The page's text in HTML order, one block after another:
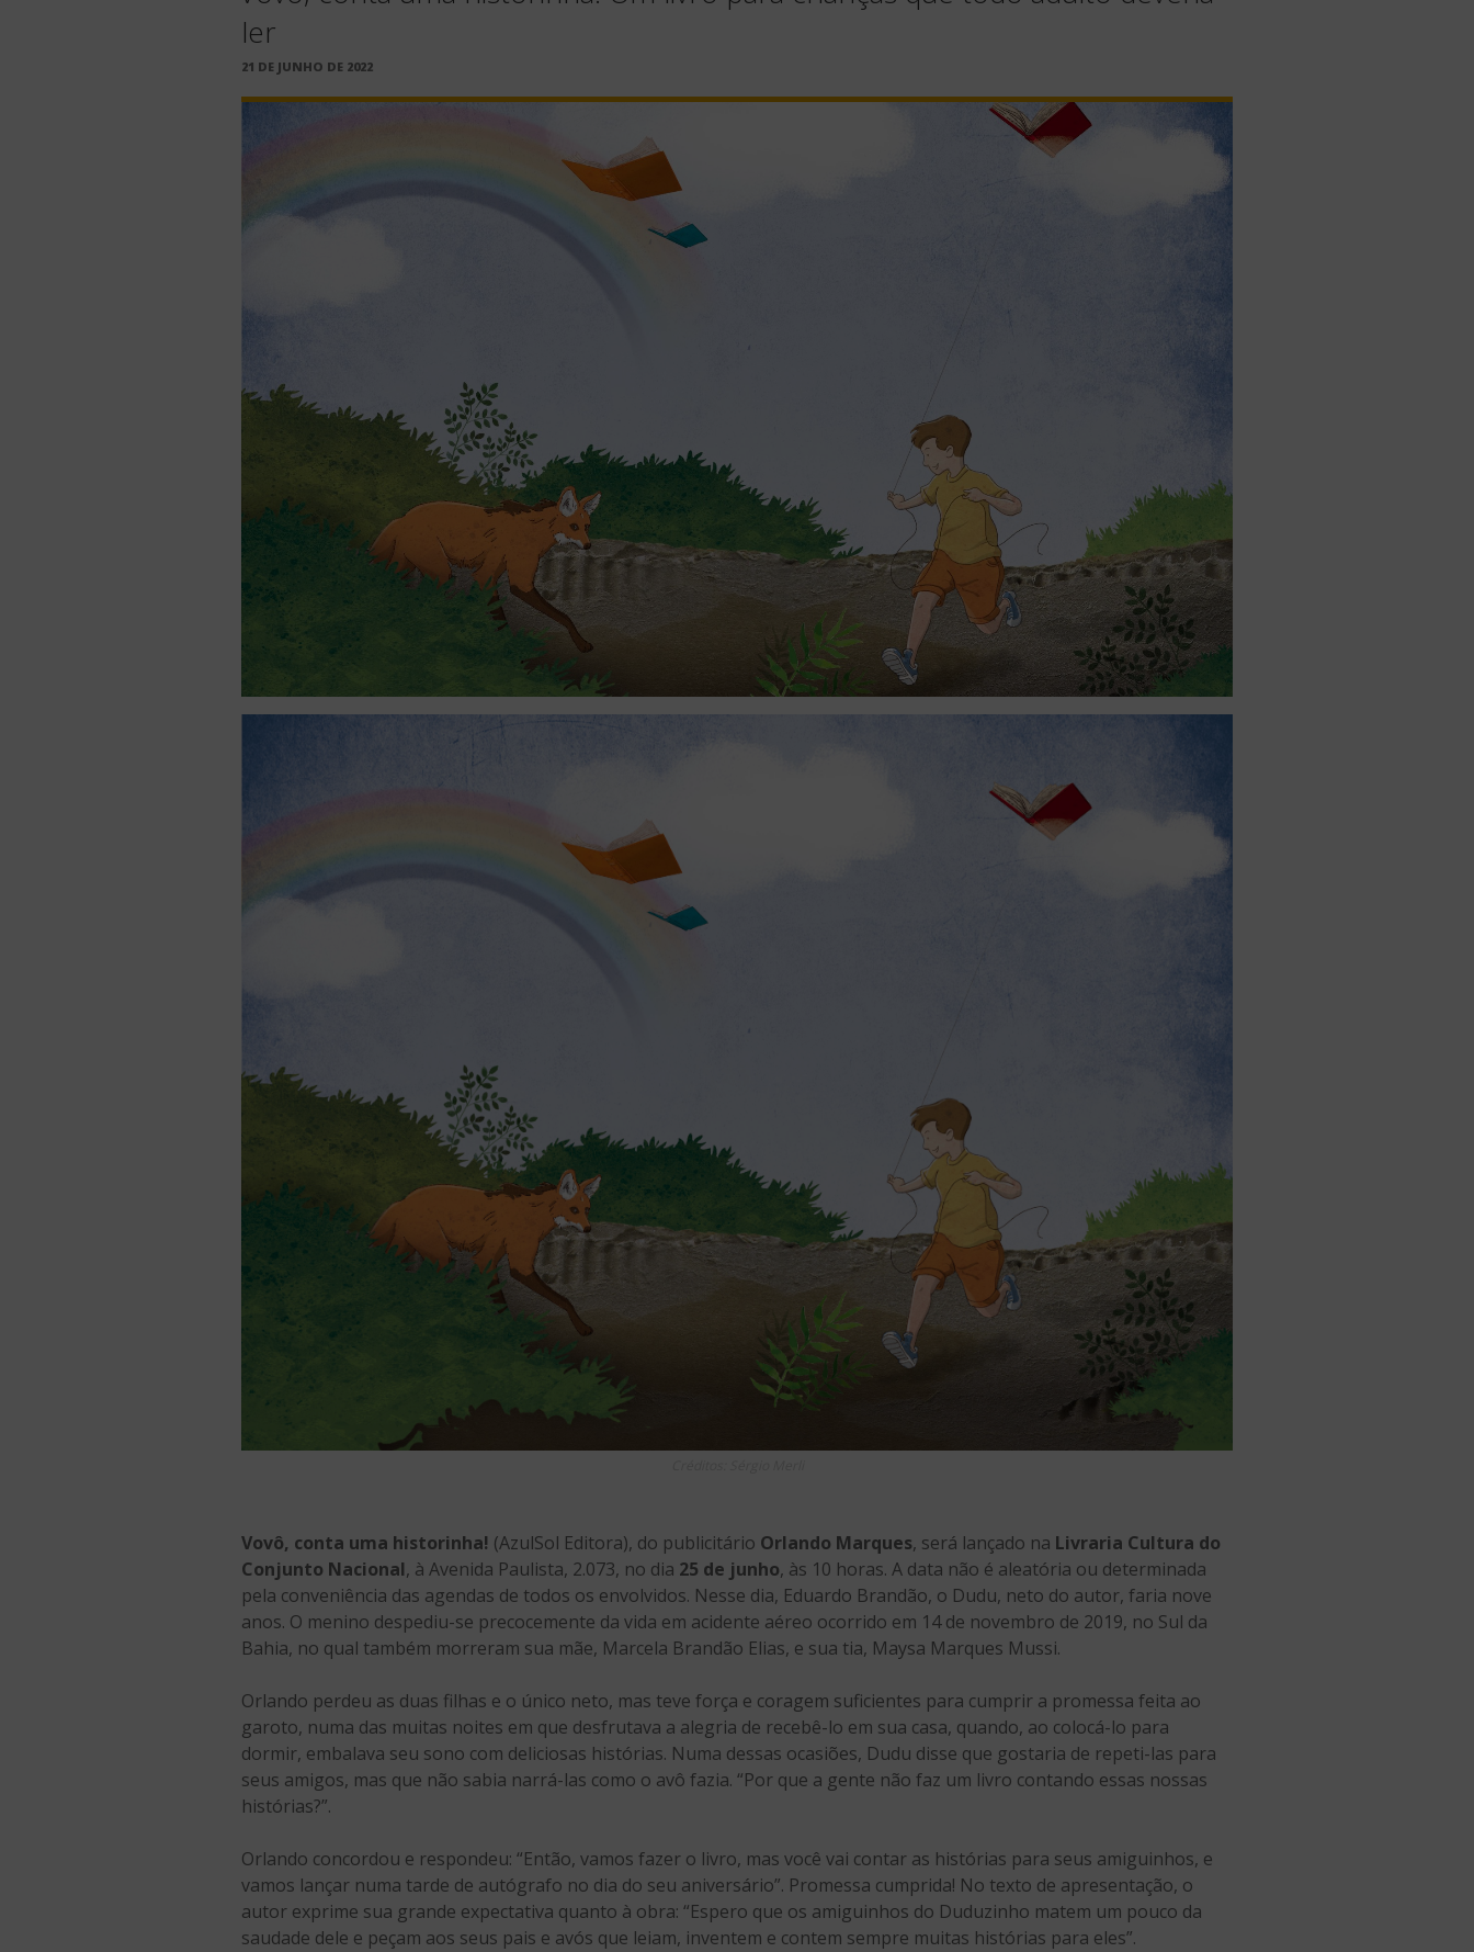
ler
PUBLICADO
21 DE JUNHO DE 2022
Vovô, conta uma historinha! (AzulSol Editora), do publicitário Orlando Marques, será lançado na Livraria Cultura do
Conjunto Nacional, à Avenida Paulista, 2.073, no dia 25 de junho, às 10 horas. A data não é aleatória ou determinada
pela conveniência das agendas de todos os envolvidos. Nesse dia, Eduardo Brandão, o Dudu, neto do autor, faria nove
anos. O menino despediu-se precocemente da vida em acidente aéreo ocorrido em 14 de novembro de 2019, no Sul da
Bahia, no qual também morreram sua mãe, Marcela Brandão Elias, e sua tia, Maysa Marques Mussi.
Orlando perdeu as duas filhas e o único neto, mas teve força e coragem suficientes para cumprir a promessa feita ao
garoto, numa das muitas noites em que desfrutava a alegria de recebê-lo em sua casa, quando, ao colocá-lo para
dormir, embalava seu sono com deliciosas histórias. Numa dessas ocasiões, Dudu disse que gostaria de repeti-las para
seus amigos, mas que não sabia narrá-las como o avô fazia. “Por que a gente não faz um livro contando essas nossas
histórias?”.
Orlando concordou e respondeu: “Então, vamos fazer o livro, mas você vai contar as histórias para seus amiguinhos, e
vamos lançar numa tarde de autógrafo no dia do seu aniversário”. Promessa cumprida! No texto de apresentação, o
autor exprime sua grande expectativa quanto à obra: “Espero que os amiguinhos do Duduzinho matem um pouco da
saudade dele e peçam aos seus pais e avós que leiam, inventem e contem sempre muitas histórias para eles”.